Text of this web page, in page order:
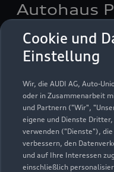
Cookie und
Einstellung
Wir, die AUDI AG, Auto-
oder in Zusammenarbeit
und Partnern ("Wir",
eigene und Dienste
verwenden ("Dienste"),
verbessern, den
und auf Ihre Interessen
einschließlich
Autohaus
Servicepartner e-tron